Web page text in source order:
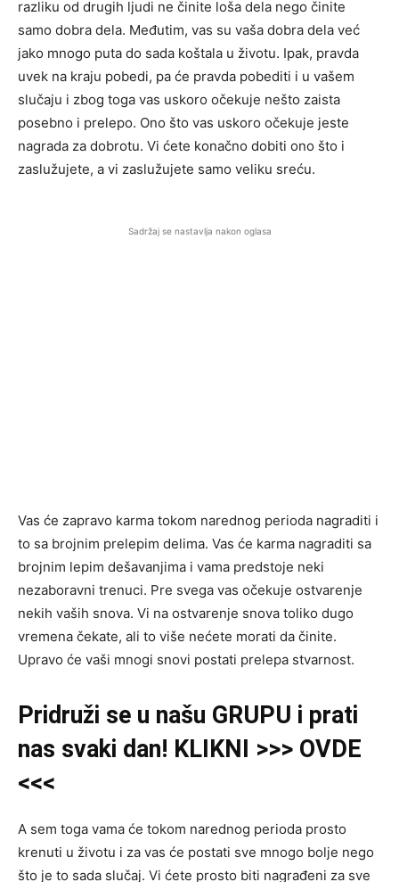
razliku od drugih ljudi ne činite loša dela nego činite
samo dobra dela. Međutim, vas su vaša dobra dela već
jako mnogo puta do sada koštala u životu. Ipak, pravda
uvek na kraju pobedi, pa će pravda pobediti i u vašem
slučaju i zbog toga vas uskoro očekuje nešto zaista
posebno i prelepo. Ono što vas uskoro očekuje jeste
nagrada za dobrotu. Vi ćete konačno dobiti ono što i
zaslužujete, a vi zaslužujete samo veliku sreću.
Sadržaj se nastavlja nakon oglasa
Vas će zapravo karma tokom narednog perioda nagraditi i
to sa brojnim prelepim delima. Vas će karma nagraditi sa
brojnim lepim dešavanjima i vama predstoje neki
nezaboravni trenuci. Pre svega vas očekuje ostvarenje
nekih vaših snova. Vi na ostvarenje snova toliko dugo
vremena čekate, ali to više nećete morati da činite.
Upravo će vaši mnogi snovi postati prelepa stvarnost.
Pridruži se u našu GRUPU i prati
nas svaki dan! KLIKNI >>> OVDE
<<<
A sem toga vama će tokom narednog perioda prosto
krenuti u životu i za vas će postati sve mnogo bolje nego
što je to sada slučaj. Vi ćete prosto biti nagrađeni za sve